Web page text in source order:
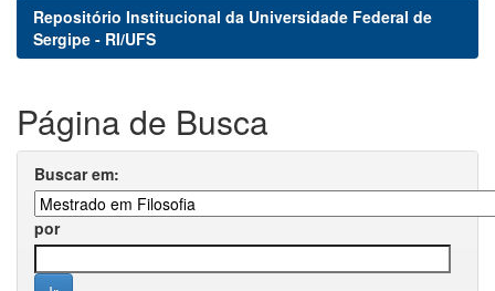
Repositório Institucional da Universidade Federal de
Sergipe - RI/UFS
Página de Busca
Buscar em:
por